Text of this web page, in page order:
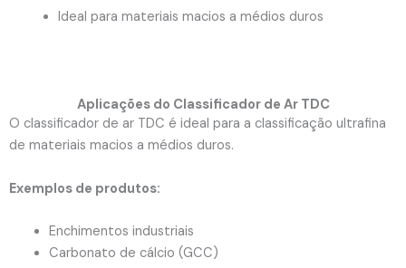
Ideal para materiais macios a médios duros
Aplicações do Classificador de Ar TDC
O classificador de ar TDC é ideal para a classificação ultrafina
de materiais macios a médios duros.
Exemplos de produtos:
Enchimentos industriais
Carbonato de cálcio (GCC)